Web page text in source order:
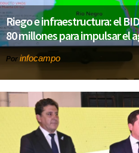
Riego e infraestructura: el
80 millones para impulsar el
Por infocampo